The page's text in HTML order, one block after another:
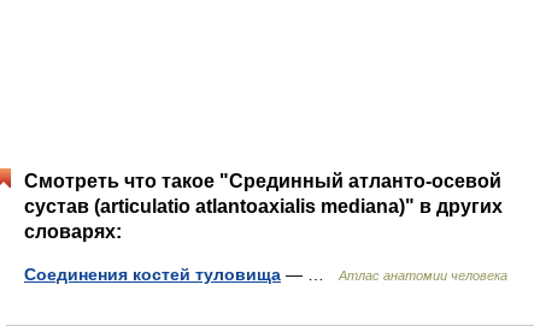
Смотреть что такое "Срединный атланто-осевой
сустав (articulatio atlantoaxialis mediana)" в других
словарях:
Соединения костей туловища — … Атлас анатомии человека